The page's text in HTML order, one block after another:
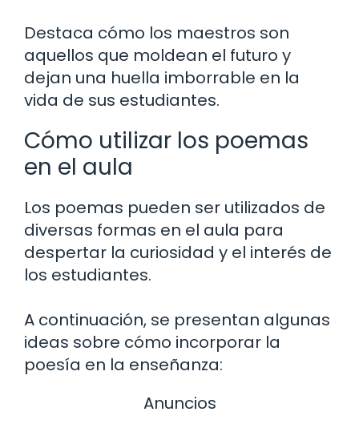
Destaca cómo los maestros son
aquellos que moldean el futuro y
dejan una huella imborrable en la
vida de sus estudiantes.
Cómo utilizar los poemas
en el aula
Los poemas pueden ser utilizados de
diversas formas en el aula para
despertar la curiosidad y el interés de
los estudiantes.
A continuación, se presentan algunas
ideas sobre cómo incorporar la
poesía en la enseñanza:
Anuncios